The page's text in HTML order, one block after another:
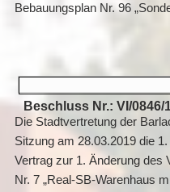
Bebauungsplan Nr. 96
Beschluss Nr.: VI/0846/
Die Stadtvertretung der
Sitzung am 28.03.2019 die
Vertrag zur 1. Änderung des
Nr. 7 „Real-SB-Warenhaus